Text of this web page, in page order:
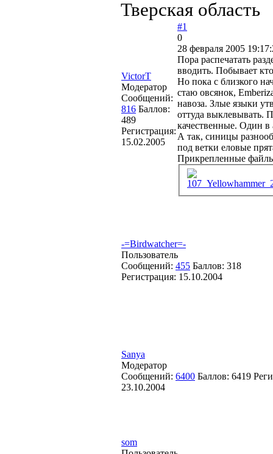
Тверская область
VictorT
Модератор
Сообщений:
816 Баллов:
489
Регистрация:
15.02.2005
#1
0
28 февраля 2005
Пора распечатать
вводить. Побывает
Но пока с близкого
стаю овсянок,
навоза. Злые языки
оттуда выклевывать.
качественные. Один в
А так, синицы
под ветки еловые
Прикрепленные
-=Birdwatcher=-
Пользователь
Сообщений: 455 Баллов: 318
Регистрация: 15.10.2004
Sanya
Модератор
Сообщений: 6400 Баллов: 6419
23.10.2004
som